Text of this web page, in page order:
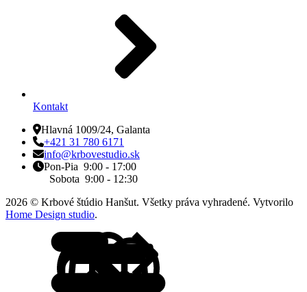
Kontakt
Hlavná 1009/24, Galanta
+421 31 780 6171
info@krbovestudio.sk
Pon-Pia 9:00 - 17:00
Sobota 9:00 - 12:30
2026 © Krbové štúdio Hanšut. Všetky práva vyhradené. Vytvorilo
Home Design studio.